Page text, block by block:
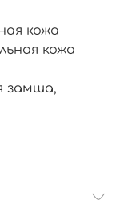
кожа
кожа
замша,